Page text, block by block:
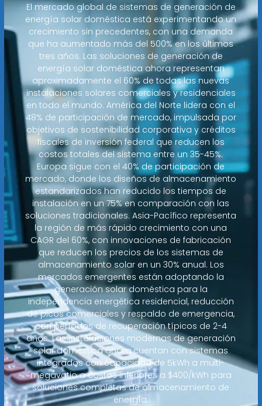
El mercado global de sistemas de generación de
energía solar doméstica está experimentando un
crecimiento sin precedentes, con una demanda
que ha aumentado más del 500% en los últimos
tres años. Las soluciones de generación de
energía solar doméstica ahora representan
aproximadamente el 60% de todas las nuevas
instalaciones solares comerciales y residenciales
en todo el mundo. América del Norte lidera con el
48% de participación de mercado, impulsada por
objetivos de sostenibilidad corporativa y créditos
fiscales de inversión federal que reducen los
costos totales del sistema entre un 35-45%.
Europa sigue con el 40% de participación de
mercado, donde los diseños de almacenamiento
estandarizados han reducido los tiempos de
instalación en un 75% en comparación con las
soluciones tradicionales. Asia-Pacífico representa
la región de más rápido crecimiento con una
CAGR del 60%, con innovaciones de fabricación
que reducen los precios de los sistemas de
almacenamiento solar en un 30% anual. Los
mercados emergentes están adoptando la
generación solar doméstica para la
independencia energética residencial, reducción
de picos comerciales y respaldo de emergencia,
con períodos de recuperación típicos de 2-4
años. Las instalaciones modernas de generación
solar doméstica ahora cuentan con sistemas
integrados con capacidad de 5kWh a multi-
megavatio a costos inferiores a $400/kWh para
soluciones completas de almacenamiento de
energía.